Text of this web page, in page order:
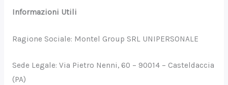
Informazioni Utili
Ragione Sociale: Montel Group SRL UNIPERSONALE
Sede Legale: Via Pietro Nenni, 60 – 90014 – Casteldaccia
(PA)